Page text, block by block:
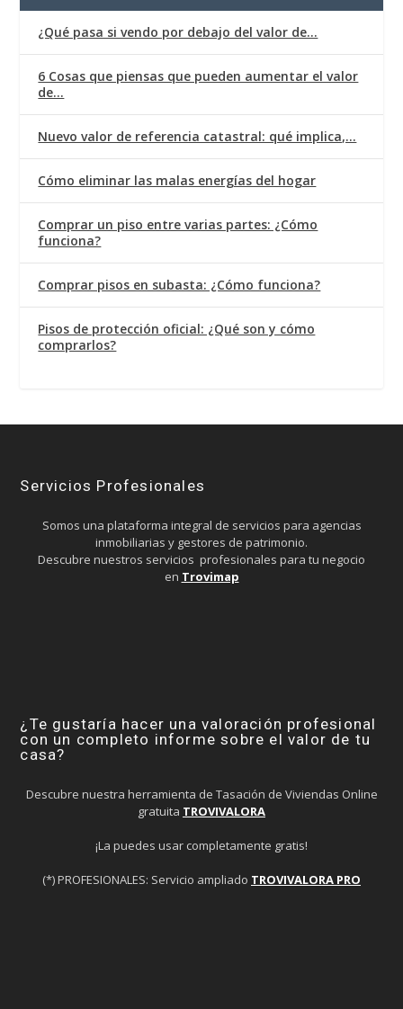
¿Qué pasa si vendo por debajo del valor de…
6 Cosas que piensas que pueden aumentar el valor
de…
Nuevo valor de referencia catastral: qué implica,…
Cómo eliminar las malas energías del hogar
Comprar un piso entre varias partes: ¿Cómo
funciona?
Comprar pisos en subasta: ¿Cómo funciona?
Pisos de protección oficial: ¿Qué son y cómo
comprarlos?
Servicios Profesionales
Somos una plataforma integral de servicios para agencias
inmobiliarias y gestores de patrimonio.
Descubre nuestros servicios profesionales para tu negocio
en Trovimap
¿Te gustaría hacer una valoración profesional
con un completo informe sobre el valor de tu
casa?
Descubre nuestra herramienta de Tasación de Viviendas Online
gratuita TROVIVALORA
¡La puedes usar completamente gratis!
(*) PROFESIONALES: Servicio ampliado TROVIVALORA PRO